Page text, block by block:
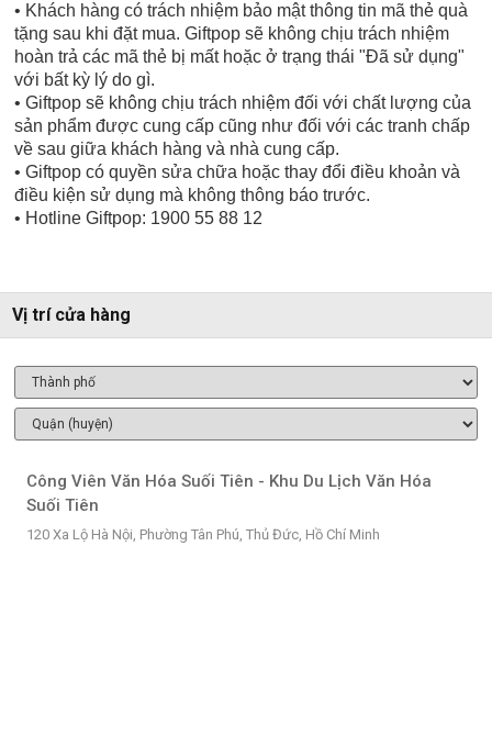
• Khách hàng có trách nhiệm bảo mật thông tin mã thẻ quà
tặng sau khi đặt mua. Giftpop sẽ không chịu trách nhiệm
hoàn trả các mã thẻ bị mất hoặc ở trạng thái "Đã sử dụng"
với bất kỳ lý do gì.
• Giftpop sẽ không chịu trách nhiệm đối với chất lượng của
sản phẩm được cung cấp cũng như đối với các tranh chấp
về sau giữa khách hàng và nhà cung cấp.
• Giftpop có quyền sửa chữa hoặc thay đổi điều khoản và
điều kiện sử dụng mà không thông báo trước.
• Hotline Giftpop: 1900 55 88 12
Vị trí cửa hàng
Công Viên Văn Hóa Suối Tiên - Khu Du Lịch Văn Hóa
Suối Tiên
120 Xa Lộ Hà Nội, Phường Tân Phú, Thủ Đức, Hồ Chí Minh